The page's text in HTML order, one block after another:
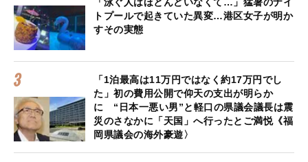
「泳ぐ人はほとんどいなくて…」猛暑のナイ
トプールで起きていた異変…港区女子が明か
すその実態
「1泊最高は11万円ではなく約17万円でし
た」初の費用公開で仰天の支出が明らか
に “日本一悪い男”と軽口の県議会議長は震
災のさなかに「天国」へ行ったとご満悦《福
岡県議会の海外豪遊〉